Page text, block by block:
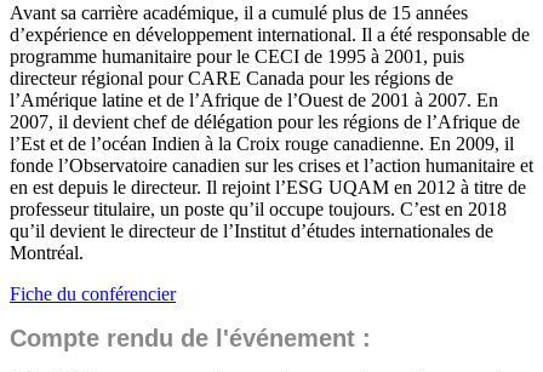
Avant sa carrière académique, il a cumulé plus de 15 années
d’expérience en développement international. Il a été responsable de
programme humanitaire pour le CECI de 1995 à 2001, puis
directeur régional pour CARE Canada pour les régions de
l’Amérique latine et de l’Afrique de l’Ouest de 2001 à 2007. En
2007, il devient chef de délégation pour les régions de l’Afrique de
l’Est et de l’océan Indien à la Croix rouge canadienne. En 2009, il
fonde l’Observatoire canadien sur les crises et l’action humanitaire et
en est depuis le directeur. Il rejoint l’ESG UQAM en 2012 à titre de
professeur titulaire, un poste qu’il occupe toujours. C’est en 2018
qu’il devient le directeur de l’Institut d’études internationales de
Montréal.
Fiche du conférencier
Compte rendu de l'événement :